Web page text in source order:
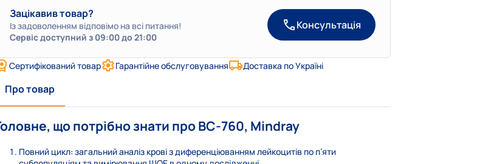
Зацікавив товар?
Із задоволенням відповімо на всі питання!
Сервіс доступний з 09:00 до 21:00
Консультація
Сертифікований товар Гарантійне обслуговування Доставка по Україні
Про товар
що потрібно знати про BC-760, Mindray
Повний цикл: загальний аналіз крові з диференціюванням лейкоцитів по п’яти